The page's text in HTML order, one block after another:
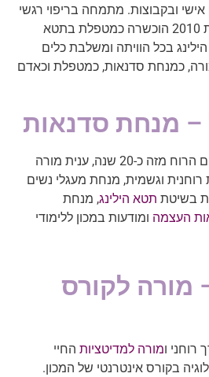
ובקבוצות. מתמחה בריפוי רגשי
ובשחרור טראומות. בשנת 2010 הוכשרה כמטפלת בתטא
בכל הוויתה ומשלבת כלים
כמנחת סדנאות, כמטפלת וכאדם
– מנחת סדנאות
ענית מיכאל עוסקת בתחום הרוח מזה כ-20 שנה, ענית מורה
וגשמית, מנחת מעגלי נשים
בשיטת תטא הילינג, מנחת
העצמה ומודעות במכון ללימודי
מורה לקורס
רוחני ומורה למדיטציות החיי
בקורס אינטרנטי של המכון.